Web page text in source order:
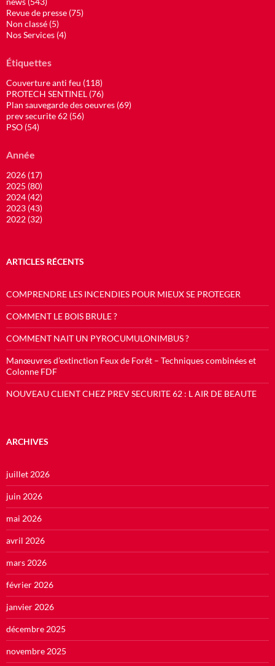
Revue de presse (75)
Non classé (5)
Nos Services (4)
Étiquettes
Couverture anti feu (118)
PROTECH SENTINEL (76)
Plan sauvegarde des oeuvres (69)
prev securite 62 (56)
PSO (54)
Année
2026 (17)
2025 (80)
2024 (42)
2023 (43)
2022 (32)
ARTICLES RÉCENTS
COMPRENDRE LES INCENDIES POUR MIEUX SE PROTEGER
COMMENT LE BOIS BRULE ?
COMMENT NAIT UN PYROCUMULONIMBUS ?
Manœuvres d’extinction Feux de Forêt – Techniques combinées et
Colonne FDF
NOUVEAU CLIENT CHEZ PREV SECURITE 62 : L AIR DE BEAUTE
ARCHIVES
juillet 2026
juin 2026
mai 2026
avril 2026
mars 2026
février 2026
janvier 2026
décembre 2025
novembre 2025